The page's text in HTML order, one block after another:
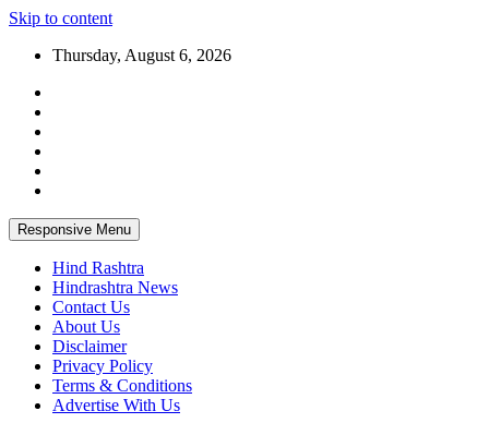
Skip to content
Thursday, August 6, 2026
Responsive Menu
Hind Rashtra
Hindrashtra News
Contact Us
About Us
Disclaimer
Privacy Policy
Terms & Conditions
Advertise With Us